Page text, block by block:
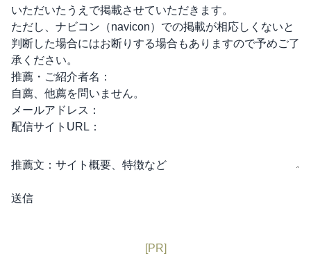
いただいたうえで掲載させていただきます。
ただし、 ナビコン（navicon） での掲載が相応しくないと
判断した場合にはお断りする場合もありますので予めご了
承ください。
推薦・ご紹介者名：
自薦、他薦を問いません。
メールアドレス：
配信サイトURL：
推薦文： サイト概要、特徴など
[PR]